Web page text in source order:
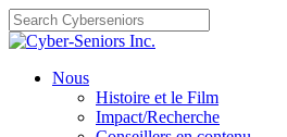
Skip
to
content
Nous
Histoire et le Film
Impact/Recherche